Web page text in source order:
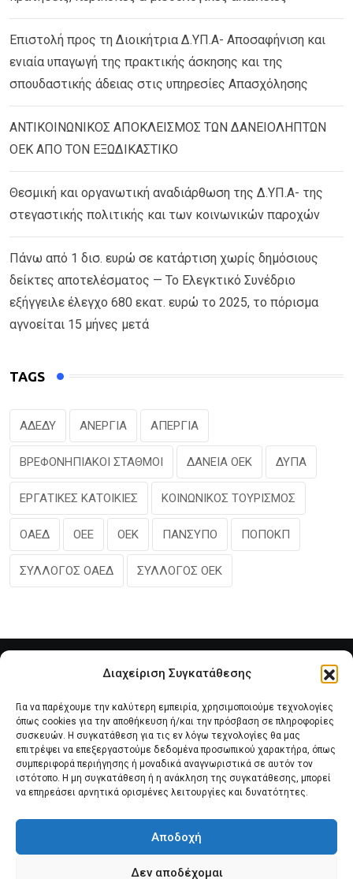
Διαχείριση Συγκατάθεσης
Για να παρέχουμε την καλύτερη εμπειρία, χρησιμοποιούμε τεχνολογίες
όπως cookies για την αποθήκευση ή/και την πρόσβαση σε πληροφορίες
συσκευών. Η συγκατάθεση για τις εν λόγω τεχνολογίες θα μας
επιτρέψει να επεξεργαστούμε δεδομένα προσωπικού χαρακτήρα, όπως
συμπεριφορά περιήγησης ή μοναδικά αναγνωριστικά σε αυτόν τον
ιστότοπο. Η μη συγκατάθεση ή η ανάκληση της συγκατάθεσης, μπορεί
να επηρεάσει αρνητικά ορισμένες λειτουργίες και δυνατότητες.
Αποδοχή
Δεν αποδέχομαι
Επιστολή προς τη Διοικήτρια Δ.ΥΠ.Α- Αποσαφήνιση και
ενιαία υπαγωγή της πρακτικής άσκησης και της
σπουδαστικής άδειας στις υπηρεσίες Απασχόλησης
ΑΝΤΙΚΟΙΝΩΝΙΚΟΣ ΑΠΟΚΛΕΙΣΜΟΣ ΤΩΝ ΔΑΝΕΙΟΛΗΠΤΩΝ
ΟΕΚ ΑΠΟ ΤΟΝ ΕΞΩΔΙΚΑΣΤΙΚΟ
Θεσμική και οργανωτική αναδιάρθωση της Δ.ΥΠ.Α- της
στεγαστικής πολιτικής και των κοινωνικών παροχών
Πάνω από 1 δισ. ευρώ σε κατάρτιση χωρίς δημόσιους
δείκτες αποτελέσματος — Το Ελεγκτικό Συνέδριο
εξήγγειλε έλεγχο 680 εκατ. ευρώ το 2025, το πόρισμα
αγνοείται 15 μήνες μετά
TAGS
ΑΔΕΔΥ ΑΝΕΡΓΙΑ ΑΠΕΡΓΙΑ
ΒΡΕΦΟΝΗΠΙΑΚΟΙ ΣΤΑΘΜΟΙ ΔΑΝΕΙΑ ΟΕΚ ΔΥΠΑ
ΕΡΓΑΤΙΚΕΣ ΚΑΤΟΙΚΙΕΣ ΚΟΙΝΩΝΙΚΟΣ ΤΟΥΡΙΣΜΟΣ
ΟΑΕΔ ΟΕΕ ΟΕΚ ΠΑΝΣΥΠΟ ΠΟΠΟΚΠ
ΣΥΛΛΟΓΟΣ ΟΑΕΔ ΣΥΛΛΟΓΟΣ ΟΕΚ
Αρχική Νέα του Συλλόγου Θέματα e-Magazino
Πολιτική Cookies (ΕΕ)